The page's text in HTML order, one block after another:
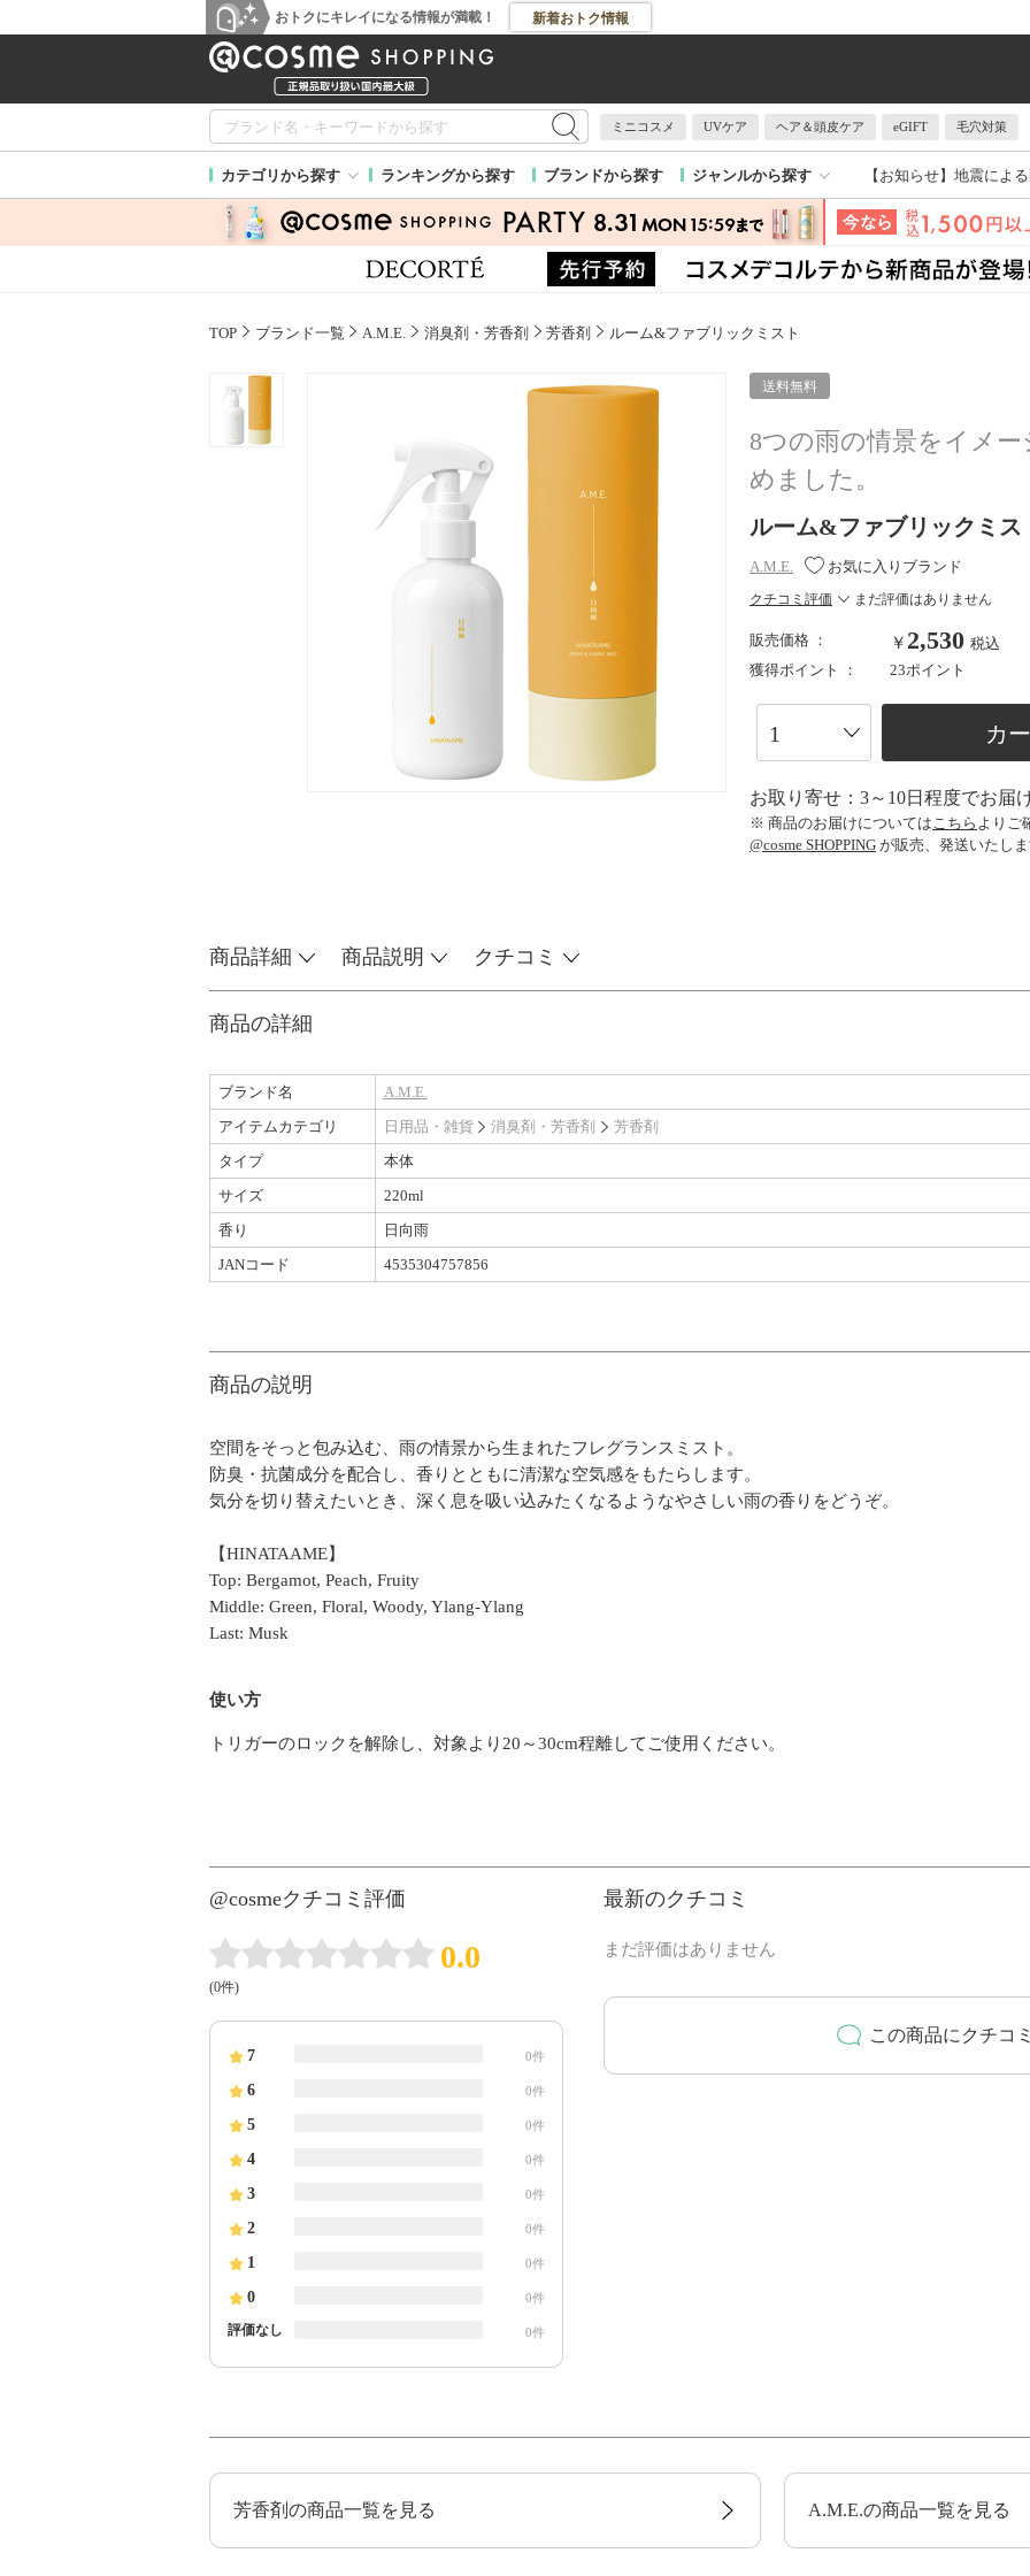
おトクにキレイになる情報が満載！ 新着おトク情報
ミニコスメ UVケア ヘア＆頭皮ケア eGIFT 毛穴対策
カテゴリから探す ランキングから探す ブランドから探す ジャンルから探す 【お知らせ】 地震によ
TOP ブランド一覧 A.M.E. 消臭剤・芳香剤 芳香剤 ルーム&ファブリックミスト
送料無料
8つの雨の情景をイメ
めました。
ルーム&ファブリックミス
A.M.E. お気に入りブランド
クチコミ評価 まだ評価はありません
販売価格 ： ￥ 2,530 税込
獲得ポイント ：
23ポイント
カ
お取り寄せ：3～10日程度でお届
※ 商品のお届けについてはこちら よりご
@cosme SHOPPING が販売、発送いたし
商品詳細 商品説明 クチコミ
商品の詳細
ブランド名
A.M.E.
アイテムカテゴリ
日用品・雑貨 消臭剤・芳香剤
芳香剤
タイプ
本体
サイズ
220ml
香り
日向雨
JANコード
4535304757856
商品の説明
空間をそっと包み込む、雨の情景から生まれたフレグランスミスト。
防臭・抗菌成分を配合し、香りとともに清潔な空気感をもたらします。
気分を切り替えたいとき、深く息を吸い込みたくなるようなやさしい雨の香りをどうぞ。
【HINATAAME】
Top: Bergamot, Peach, Fruity
Middle: Green, Floral, Woody, Ylang-Ylang
Last: Musk
使い方
トリガーのロックを解除し、対象より20～30cm程離してご使用ください。
@cosmeクチコミ評価
0.0
(0件)
7 0件
6 0件
5 0件
4 0件
3 0件
2 0件
1 0件
0 0件
評価なし 0件
最新のクチコミ
まだ評価はありません
この商品にクチコ
芳香剤の商品一覧を見る A.M.E.の商品一覧を見る